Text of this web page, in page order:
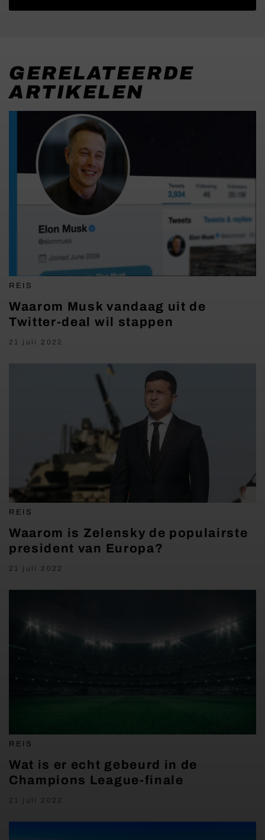
GERELATEERDE
ARTIKELEN
REIS
Waarom Musk vandaag uit de
Twitter-deal wil stappen
21 juli 2022
REIS
Waarom is Zelensky de populairste
president van Europa?
21 juli 2022
REIS
Wat is er echt gebeurd in de
Champions League-finale
21 juli 2022